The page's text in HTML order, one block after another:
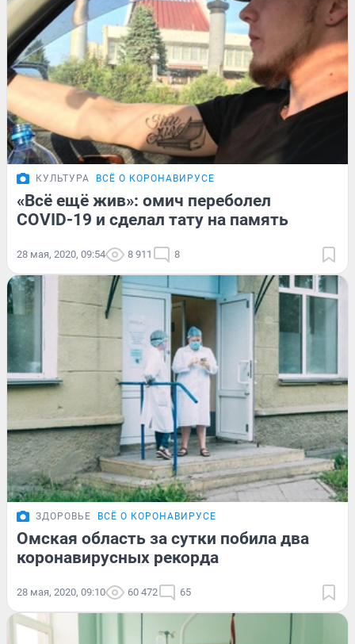
КУЛЬТУРА ВСЁ О КОРОНАВИРУСЕ
«Всё ещё жив»: омич переболел
COVID-19 и сделал тату на память
28 мая, 2020, 09:54 8 911 8
ЗДОРОВЬЕ ВСЁ О КОРОНАВИРУСЕ
Омская область за сутки побила два
коронавирусных рекорда
28 мая, 2020, 09:10 60 472 65